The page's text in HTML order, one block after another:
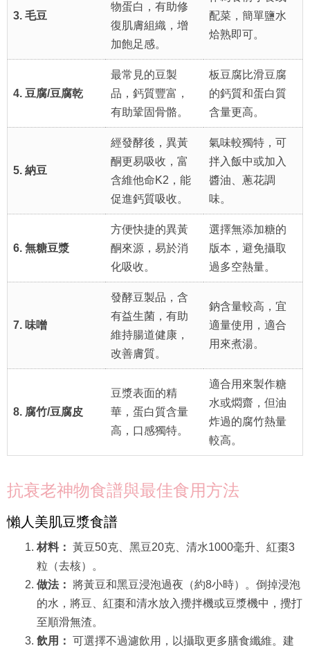
3. 毛豆
物蛋白，有助修
復肌膚組織，增
加飽足感。
配菜，簡單鹽水
烚熟即可。
4. 豆腐/豆腐乾
最常見的豆製
品，鈣質豐富，
有助鞏固骨骼。
板豆腐比滑豆腐
的鈣質和蛋白質
含量更高。
5. 納豆
經發酵後，異黃
酮更易吸收，富
含維他命K2，能
促進鈣質吸收。
氣味較獨特，可
拌入飯中或加入
醬油、蔥花調
味。
6. 無糖豆漿
方便快捷的異黃
酮來源，易於消
化吸收。
選擇無添加糖的
版本，避免攝取
過多空熱量。
7. 味噌
發酵豆製品，含
有益生菌，有助
維持腸道健康，
改善膚質。
鈉含量較高，宜
適量使用，適合
用來煮湯。
8. 腐竹/豆腐皮
豆漿表面的精
華，蛋白質含量
高，口感獨特。
適合用來製作糖
水或燜齋，但油
炸過的腐竹熱量
較高。
抗衰老神物食譜與最佳食用方法
懶人美肌豆漿食譜
材料： 黃豆50克、黑豆20克、清水1000毫升、紅棗3
粒（去核）。
做法：
將黃豆和黑豆浸泡過夜（約8小時）。倒掉浸泡
的水，將豆、紅棗和清水放入攪拌機或豆漿機中，攪打
至順滑無渣。
飲用： 可選擇不過濾飲用，以攝取更多膳食纖維。建